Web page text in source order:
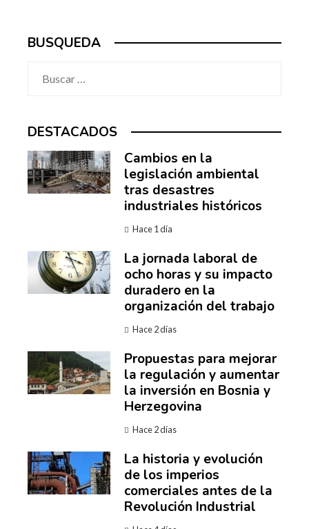
BUSQUEDA
DESTACADOS
Cambios en la
legislación ambiental
tras desastres
industriales históricos
Hace 1 día
La jornada laboral de
ocho horas y su impacto
duradero en la
organización del trabajo
Hace 2 días
Propuestas para mejorar
la regulación y aumentar
la inversión en Bosnia y
Herzegovina
Hace 2 días
La historia y evolución
de los imperios
comerciales antes de la
Revolución Industrial